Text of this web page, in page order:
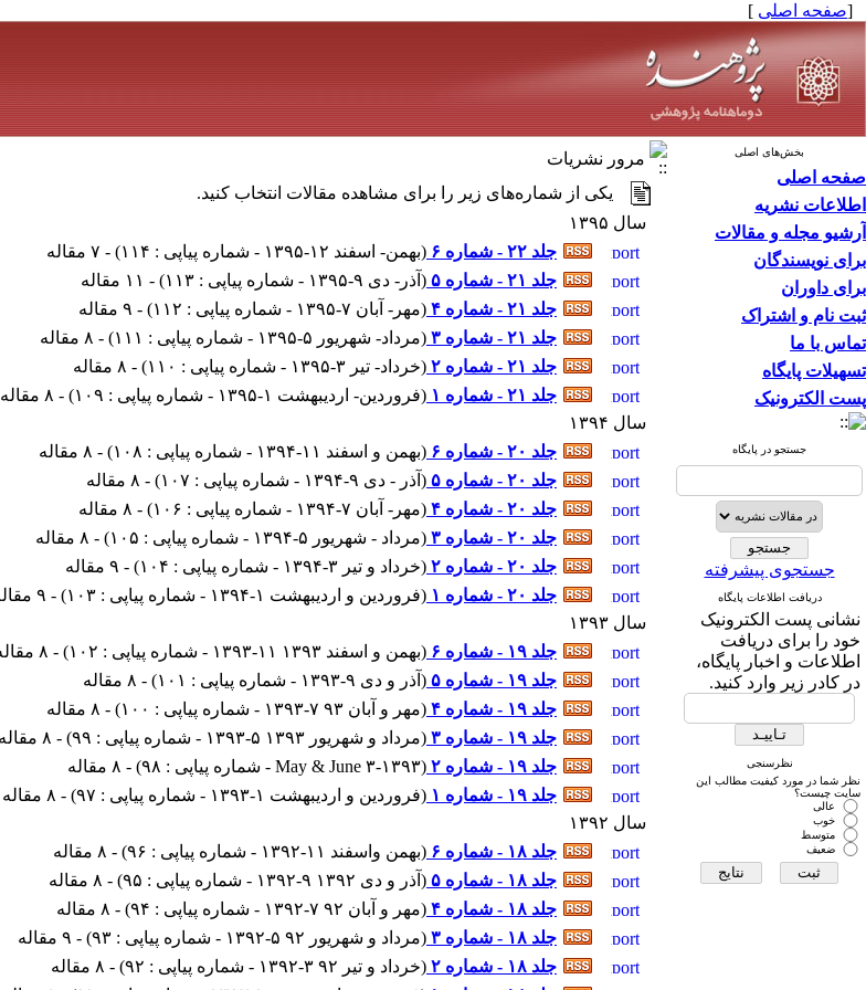
[صفحه اصلی ]
بخش‌های اصلی
صفحه اصلی
اطلاعات نشریه
آرشیو مجله و مقالات
برای نویسندگان
برای داوران
ثبت نام و اشتراک
تماس با ما
تسهیلات پایگاه
پست الکترونیک
جستجو در پایگاه
جستجوی پیشرفته
دریافت اطلاعات پایگاه
نشانی پست الکترونیک
خود را برای دریافت
اطلاعات و اخبار پایگاه،
در کادر زیر وارد کنید.
نظرسنجی
نظر شما در مورد کیفیت مطالب این
سایت چیست؟
عالی
خوب
متوسط
ضعیف
مرور نشریات
یکی از شماره‌های زیر را برای مشاهده مقالات انتخاب کنید.
سال ۱۳۹۵
جلد ۲۲ - شماره ۶
(بهمن- اسفند ۱۲-۱۳۹۵ - شماره پیاپی : ۱۱۴
) - ۷ مقاله
جلد ۲۱ - شماره ۵
( آذر- دی ۹-۱۳۹۵ - شماره پیاپی : ۱۱۳
) - ۱۱ مقاله
جلد ۲۱ - شماره ۴
(مهر- آبان ۷-۱۳۹۵ - شماره پیاپی : ۱۱۲
) - ۹ مقاله
جلد ۲۱ - شماره ۳
(مرداد- شهریور ۵-۱۳۹۵ - شماره پیاپی : ۱۱۱
) - ۸ مقاله
جلد ۲۱ - شماره ۲
(خرداد- تیر ۳-۱۳۹۵ - شماره پیاپی : ۱۱۰
) - ۸ مقاله
جلد ۲۱ - شماره ۱
(فروردین- اردیبهشت ۱-۱۳۹۵ - شماره پیاپی : ۱۰۹
) - ۸ مقاله
سال ۱۳۹۴
جلد ۲۰ - شماره ۶
(بهمن و اسفند ۱۱-۱۳۹۴ - شماره پیاپی : ۱۰۸
) - ۸ مقاله
جلد ۲۰ - شماره ۵
( آذر - دی ۹-۱۳۹۴ - شماره پیاپی : ۱۰۷
) - ۸ مقاله
جلد ۲۰ - شماره ۴
(مهر- آبان ۷-۱۳۹۴ - شماره پیاپی : ۱۰۶
) - ۸ مقاله
جلد ۲۰ - شماره ۳
(مرداد - شهریور ۵-۱۳۹۴ - شماره پیاپی : ۱۰۵
) - ۸ مقاله
جلد ۲۰ - شماره ۲
(خرداد و تیر ۳-۱۳۹۴ - شماره پیاپی : ۱۰۴
) - ۹ مقاله
جلد ۲۰ - شماره ۱
(فروردین و اردیبهشت ۱-۱۳۹۴ - شماره پیاپی : ۱۰۳
) - ۹ مقاله
سال ۱۳۹۳
جلد ۱۹ - شماره ۶
(بهمن و اسفند ۱۳۹۳ ۱۱-۱۳۹۳ - شماره پیاپی : ۱۰۲
) - ۸ مقاله
جلد ۱۹ - شماره ۵
( آذر و دی ۹-۱۳۹۳ - شماره پیاپی : ۱۰۱
) - ۸ مقاله
جلد ۱۹ - شماره ۴
(مهر و آبان ۹۳ ۷-۱۳۹۳ - شماره پیاپی : ۱۰۰
) - ۸ مقاله
جلد ۱۹ - شماره ۳
(مرداد و شهریور ۱۳۹۳ ۵-۱۳۹۳ - شماره پیاپی : ۹۹
) - ۸ مقاله
جلد ۱۹ - شماره ۲
(May & June ۳-۱۳۹۳ - شماره پیاپی : ۹۸
) - ۸ مقاله
جلد ۱۹ - شماره ۱
(فروردین و اردیبهشت ۱-۱۳۹۳ - شماره پیاپی : ۹۷
) - ۸ مقاله
سال ۱۳۹۲
جلد ۱۸ - شماره ۶
(بهمن واسفند ۱۱-۱۳۹۲ - شماره پیاپی : ۹۶
) - ۸ مقاله
جلد ۱۸ - شماره ۵
( آذر و دی ۱۳۹۲ ۹-۱۳۹۲ - شماره پیاپی : ۹۵
) - ۸ مقاله
جلد ۱۸ - شماره ۴
(مهر و آبان ۹۲ ۷-۱۳۹۲ - شماره پیاپی : ۹۴
) - ۸ مقاله
جلد ۱۸ - شماره ۳
(مرداد و شهریور ۹۲ ۵-۱۳۹۲ - شماره پیاپی : ۹۳
) - ۹ مقاله
جلد ۱۸ - شماره ۲
(خرداد و تیر ۹۲ ۳-۱۳۹۲ - شماره پیاپی : ۹۲
) - ۸ مقاله